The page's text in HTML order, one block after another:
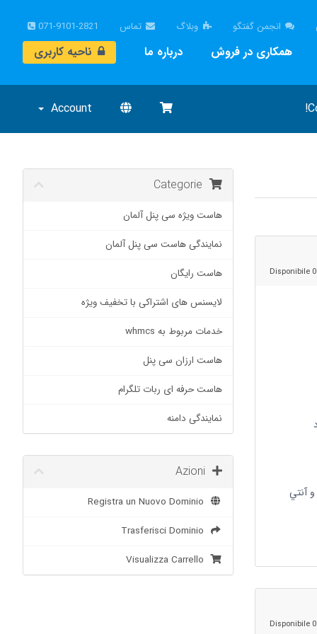
ناحیه کاربری درباره ما همکاری در فروش
071-9101-2821 تماس وبلاگ انجمن گفتگو
Account
هاست ویژه سی پنل آلمان
نمایندگی هاست سی پنل آلمان
هاست رایگان
لایسنس های اشتراکی با تخفیف ویژه
خدمات مربوط به whmcs
هاست ارزان سی پنل
هاست حرفه ای ربات تلگرام
نمایندگی دامنه
Azioni
0 Disponibile
آنتي
0 Disponibile